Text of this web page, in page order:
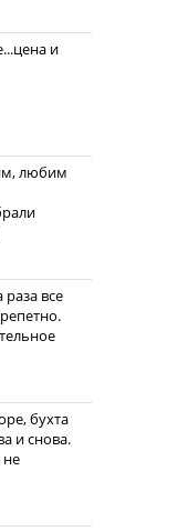
и
любим
все
бухта
и снова.
не